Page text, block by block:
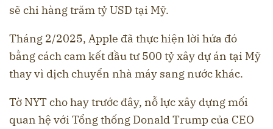
sẽ chi hàng trăm tỷ USD tại Mỹ.
Tháng 2/2025, Apple đã thực hiện lời hứa đó
bằng cách cam kết đầu tư 500 tỷ xây dự án tại Mỹ
thay vì dịch chuyển nhà máy sang nước khác.
Tờ NYT cho hay trước đây, nỗ lực xây dựng mối
quan hệ với Tổng thống Donald Trump của CEO